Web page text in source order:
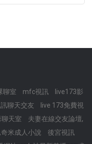
聊室 mfc視訊
live173影
聊天交友
live 173免費視
天室
夫妻在線交友論壇,
米成人小說
後宮視訊